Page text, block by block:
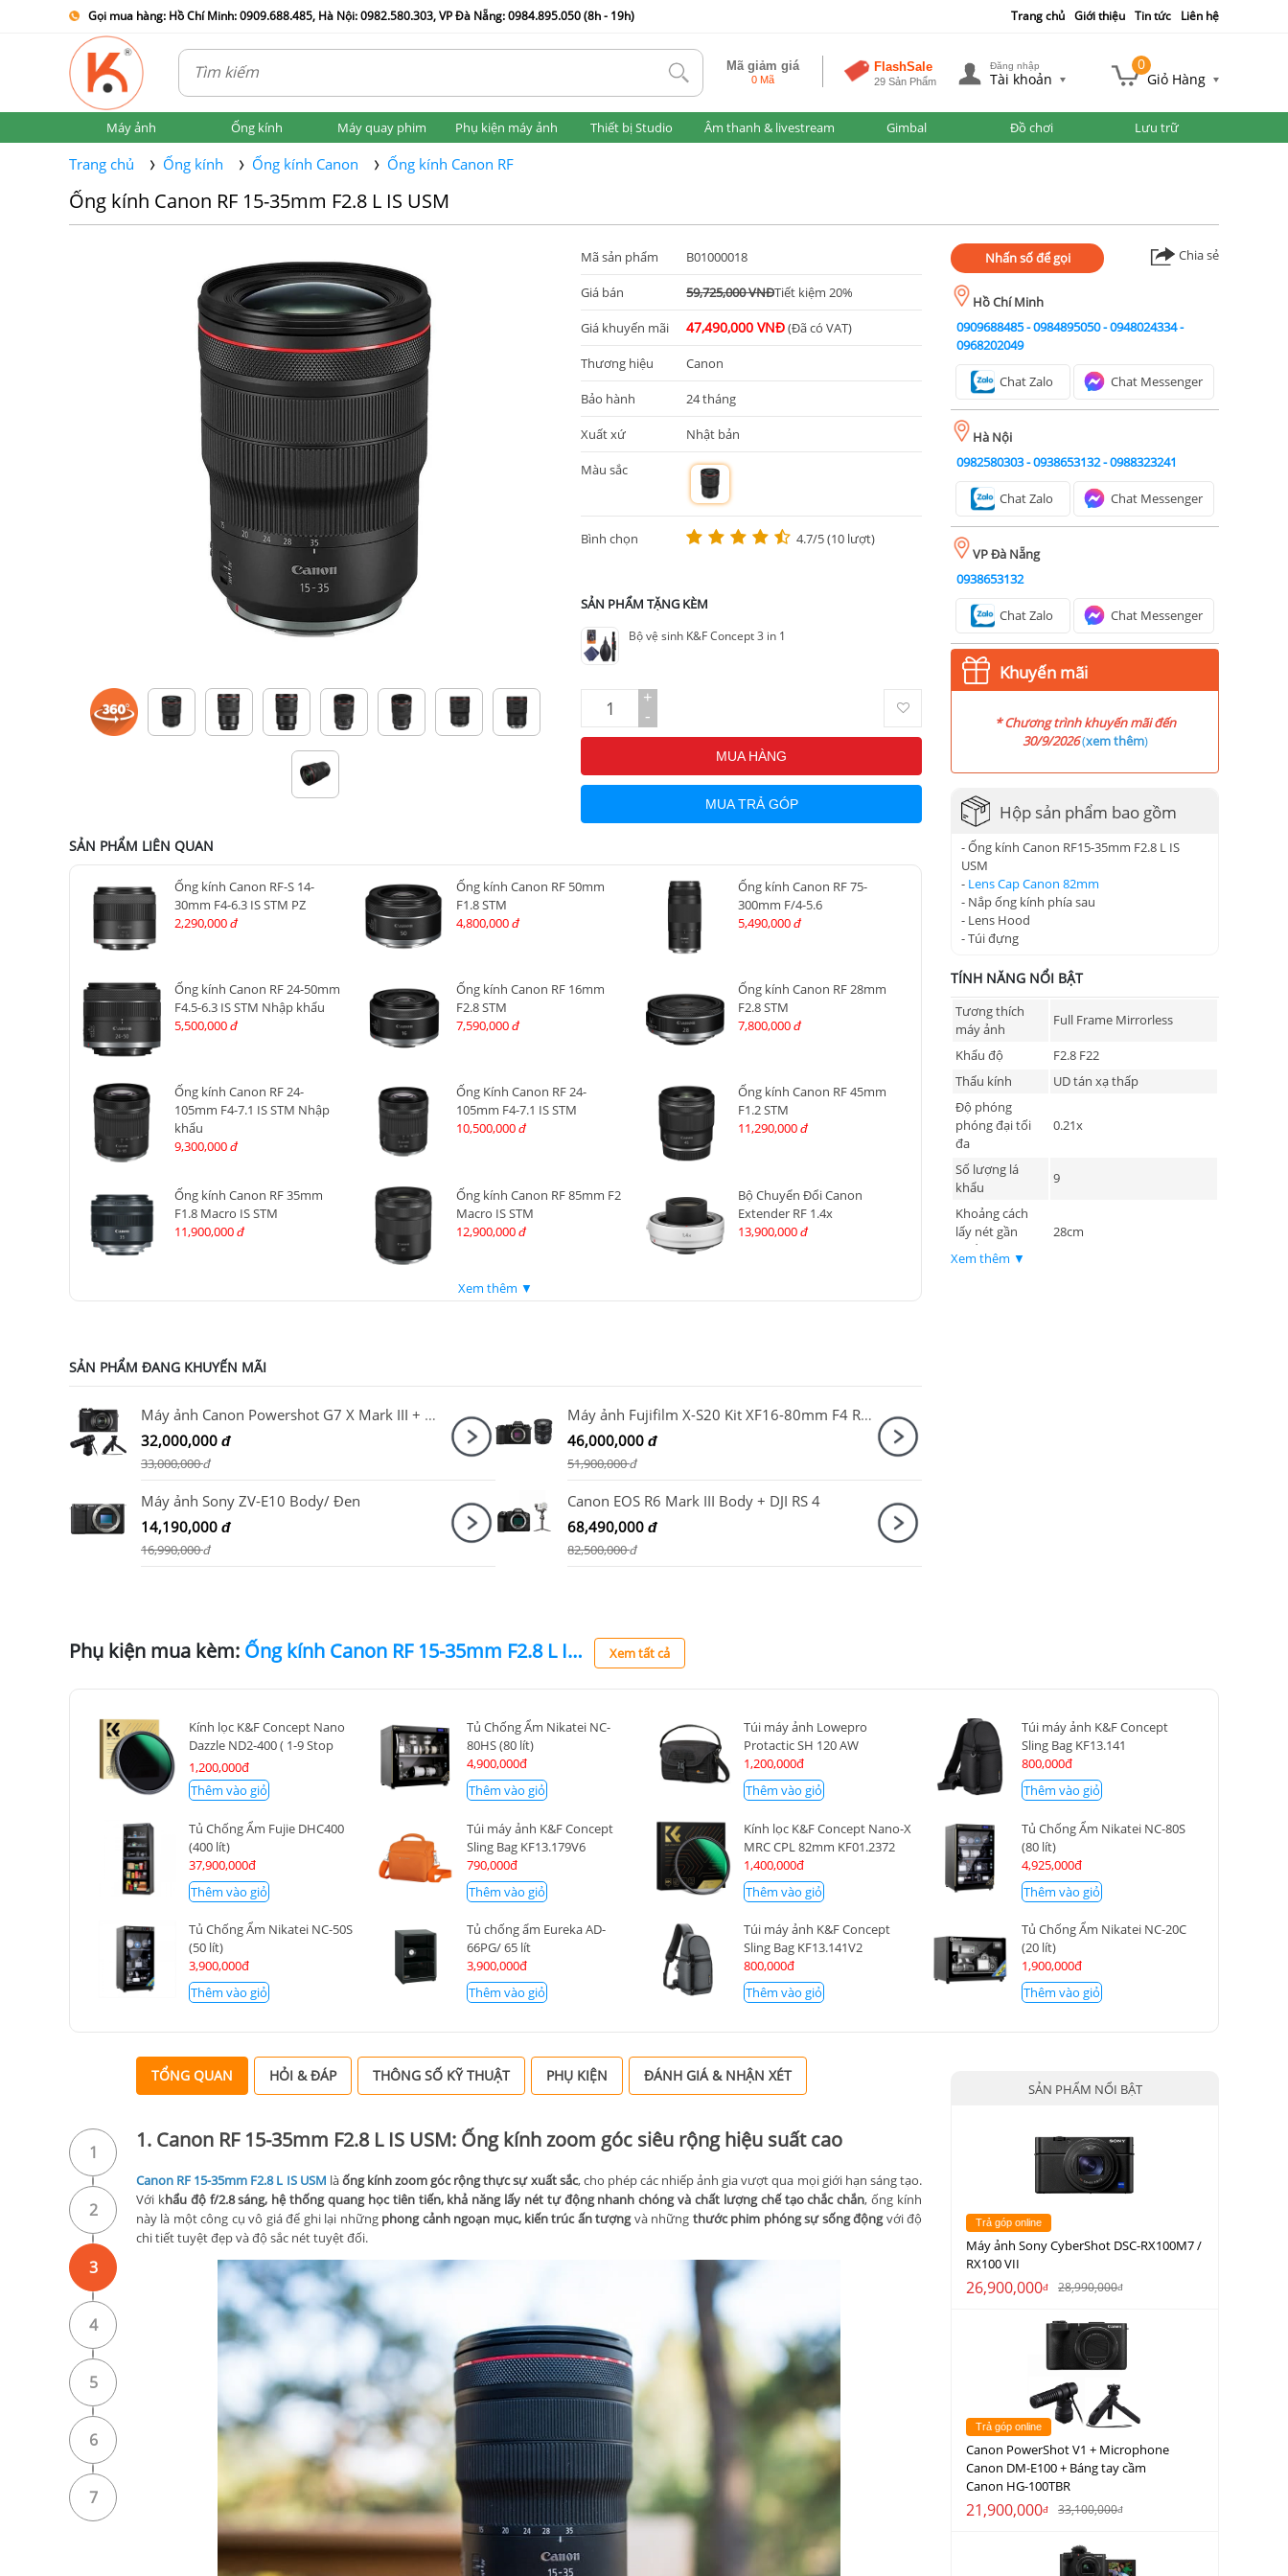
Gọi mua hàng: Hồ Chí Minh: 0909.688.485, Hà Nội: 0982.580.303, VP Đà Nẵng: 0984.895.050 (8h - 19h) Trang chủ Giới thiệu Tin tức Liên hệ
tlk Mã giảm giá
0 Mã
FlashSale
29 Sản Phẩm
Đăng nhập
Tài khoản
0
Giỏ Hàng
Máy ảnh Ống kính Máy quay phim Phụ kiện máy ảnh Thiết bị Studio Âm thanh & livestream Gimbal Đồ chơi Lưu trữ
Trang chủ Ống kính Ống kính Canon Ống kính Canon RF
Ống kính Canon RF 15-35mm F2.8 L IS USM
Mã sản phẩm B01000018
Giá bán 59,725,000 VNĐTiết kiệm 20%
Giá khuyến mãi 47,490,000 VNĐ(Đã có VAT)
Thương hiệu Canon
Bảo hành 24 tháng
Xuất xứ Nhật bản
Màu sắc
m
Bình chọn 4.7/5 (10 lượt)
SẢN PHẨM TẶNG KÈM
Bộ vệ sinh K&F Concept 3 in 1
+
-
MUA HÀNG
MUA TRẢ GÓP
SẢN PHẨM LIÊN QUAN
Ống kính Canon RF-S 14-
30mm F4-6.3 IS STM PZ
2,290,000 đ
Ống kính Canon RF 50mm
F1.8 STM
4,800,000 đ
Ống kính Canon RF 75-
300mm F/4-5.6
5,490,000 đ
Ống kính Canon RF 24-50mm
F4.5-6.3 IS STM Nhập khẩu
5,500,000 đ
Ống kính Canon RF 16mm
F2.8 STM
7,590,000 đ
Ống kính Canon RF 28mm
F2.8 STM
7,800,000 đ
Ống kính Canon RF 24-
105mm F4-7.1 IS STM Nhập
khẩu
9,300,000 đ
Ống Kính Canon RF 24-
105mm F4-7.1 IS STM
10,500,000 đ
Ống kính Canon RF 45mm
F1.2 STM
11,290,000 đ
Ống kính Canon RF 35mm
F1.8 Macro IS STM
11,900,000 đ
Ống kính Canon RF 85mm F2
Macro IS STM
12,900,000 đ
Bộ Chuyển Đổi Canon
Extender RF 1.4x
13,900,000 đ
Xem thêm ▼
SẢN PHẨM ĐANG KHUYẾN MÃI
Máy ảnh Canon Powershot G7 X Mark III + Microphone Canon DM-E100 + Báng tay cầm Canon HG-100TBR
32,000,000 đ
33,000,000đ
Máy ảnh Fujifilm X-S20 Kit XF16-80mm F4 R OIS WR
46,000,000 đ
51,900,000đ
Máy ảnh Sony ZV-E10 Body/ Đen
14,190,000 đ
16,990,000đ
Canon EOS R6 Mark III Body + DJI RS 4
68,490,000 đ
82,500,000đ
Nhấn số để gọi Chia sẻ
Hồ Chí Minh
0909688485-0984895050-0948024334-
0968202049
Chat Zalo Chat Messenger
Hà Nội
0982580303-0938653132-0988323241
Chat Zalo Chat Messenger
VP Đà Nẵng
0938653132
Chat Zalo Chat Messenger
Khuyến mãi
* Chương trình khuyến mãi đến
30/9/2026(xem thêm)
Hộp sản phẩm bao gồm
- Ống kính Canon RF15-35mm F2.8 L IS
USM
- Lens Cap Canon 82mm
- Nắp ống kính phía sau
- Lens Hood
- Túi đựng
TÍNH NĂNG NỔI BẬT
Tương thích
máy ảnh
Full Frame Mirrorless
Khẩu độ
F2.8 F22
Thấu kính
UD tán xạ thấp
Độ phóng
phóng đại tối
đa
0.21x
Số lượng lá
khẩu
9
Khoảng cách
lấy nét gần
nhất
28cm
Xem thêm ▼
Phụ kiện mua kèm: Ống kính Canon RF 15-35mm F2.8 L IS USM Xem tất cả
Kính lọc K&F Concept Nano
Dazzle ND2-400 ( 1-9 Stop
) 82mm KF01.2363
1,200,000đ
Thêm vào giỏ
Tủ Chống Ẩm Nikatei NC-
80HS (80 lít)
4,900,000đ
Thêm vào giỏ
Túi máy ảnh Lowepro
Protactic SH 120 AW
1,200,000đ
Thêm vào giỏ
Túi máy ảnh K&F Concept
Sling Bag KF13.141
800,000đ
Thêm vào giỏ
Tủ Chống Ẩm Fujie DHC400
(400 lít)
37,900,000đ
Thêm vào giỏ
Túi máy ảnh K&F Concept
Sling Bag KF13.179V6
790,000đ
Thêm vào giỏ
Kính lọc K&F Concept Nano-X
MRC CPL 82mm KF01.2372
1,400,000đ
Thêm vào giỏ
Tủ Chống Ẩm Nikatei NC-80S
(80 lít)
4,925,000đ
Thêm vào giỏ
Tủ Chống Ẩm Nikatei NC-50S
(50 lít)
3,900,000đ
Thêm vào giỏ
Tủ chống ẩm Eureka AD-
66PG/ 65 lít
3,900,000đ
Thêm vào giỏ
Túi máy ảnh K&F Concept
Sling Bag KF13.141V2
800,000đ
Thêm vào giỏ
Tủ Chống Ẩm Nikatei NC-20C
(20 lít)
1,900,000đ
Thêm vào giỏ
1
2
3
4
5
6
7
TỔNG QUAN HỎI & ĐÁP THÔNG SỐ KỸ THUẬT PHỤ KIỆN ĐÁNH GIÁ & NHẬN XÉT
1. Canon RF 15-35mm F2.8 L IS USM: Ống kính zoom góc siêu rộng hiệu suất cao
Canon RF 15-35mm F2.8 L IS USM làống kính zoom góc rộng thực sự xuất sắc, cho phép các nhiếp ảnh gia vượt qua mọi giới hạn sáng tạo.
Với khẩu độ f/2.8 sáng, hệ thống quang học tiên tiến, khả năng lấy nét tự động nhanh chóng và chất lượng chế tạo chắc chắn, ống kính
này là một công cụ vô giá để ghi lại những phong cảnh ngoạn mục, kiến ​​trúc ấn tượngvà những thước phim phóng sự sống độngvới độ
chi tiết tuyệt đẹp và độ sắc nét tuyệt đối.
SẢN PHẨM NỔI BẬT
Trả góp online
Máy ảnh Sony CyberShot DSC-RX100M7 /
RX100 VII
26,900,000đ 28,990,000đ
Trả góp online
Canon PowerShot V1 + Microphone
Canon DM-E100 + Báng tay cầm
Canon HG-100TBR
21,900,000đ 33,100,000đ